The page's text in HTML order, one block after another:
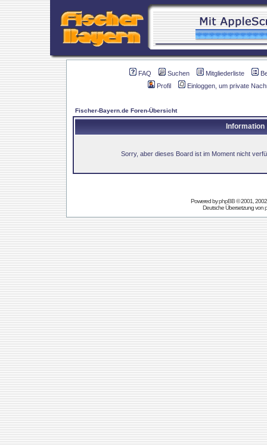
FAQ Suchen Mitgliederliste
Profil
Einloggen, um private
Fischer-Bayern.de Foren-Übersicht
Information
Sorry, aber dieses Board ist im Moment nicht
Powered byphpBB© 2001,
Deutsche Übersetzung von